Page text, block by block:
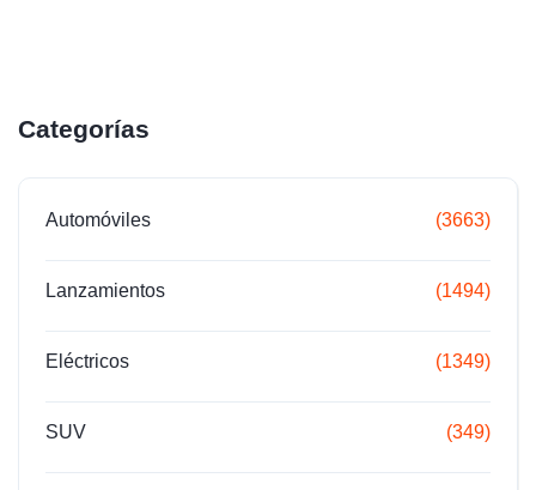
Categorías
Automóviles (3663)
Lanzamientos (1494)
Eléctricos (1349)
SUV (349)